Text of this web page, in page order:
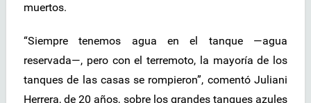
muertos.
“Siempre tenemos agua en el tanque —agua
reservada—, pero con el terremoto, la mayoría de los
tanques de las casas se rompieron”, comentó Juliani
Herrera, de 20 años, sobre los grandes tanques azules